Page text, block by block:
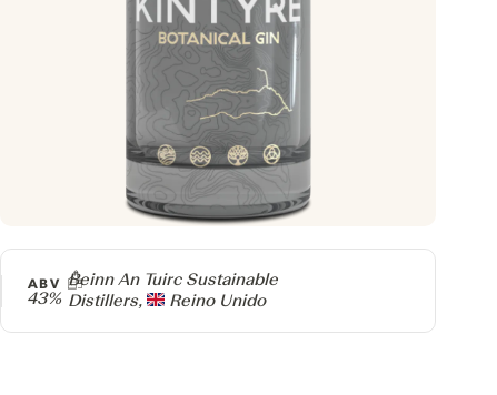
Producer
Beinn An Tuirc Sustainable
Distillers,
Reino Unido
ABV
43%